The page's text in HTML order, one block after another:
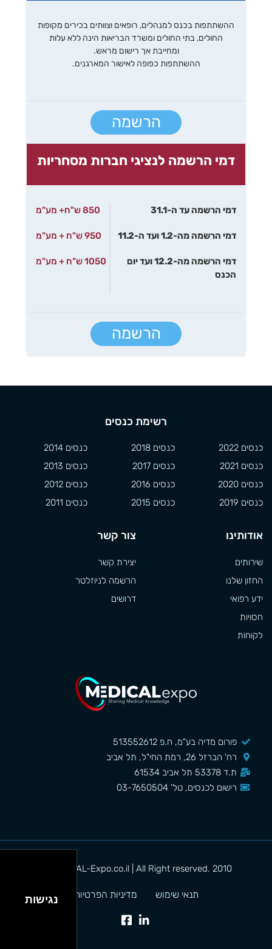
ההשתתפות בכנס למנהלים, רופאים וצוותים בכירים מקופות
החולים, בתי החולים ומשרד הבריאות הינה ללא עלות
ומחייבת אך רישום מראש.
ההשתתפות כפופה לאישור המארגנים.
הרשמה
דמי הרשמה לנציגי חברות מסחריות
דמי הרשמה עד ה-31.1 850 ש"ח+ מע"מ
דמי הרשמה מה-1.2 ועד ה-11.2 950 ש"ח + מע"מ
דמי הרשמה מה-12.2 ועד יום
הכנס
1050 ש"ח + מע"מ
הרשמה
פורום מדיה בע"מ, ח.פ 513552612
רח' הברזל 26, רמת החי"ל, תל אביב
ת.ד 53378 תל אביב 61534
רישום לכנסים, טל' 03-7650504
רשימת כנסים
כנסים 2022
כנסים 2021
כנסים 2020
כנסים 2019
כנסים 2018
כנסים 2017
כנסים 2016
כנסים 2015
כנסים 2014
כנסים 2013
כנסים 2012
כנסים 2011
אודותינו
שירותים
החזון שלנו
ידע רפואי
חסויות
לקוחות
צור קשר
יצירת קשר
הרשמה לניוזלטר
דרושים
MEDICAL-Expo.co.il | All Right reserved. 2010©
תנאי שימוש מדיניות הפרטיות נגישות